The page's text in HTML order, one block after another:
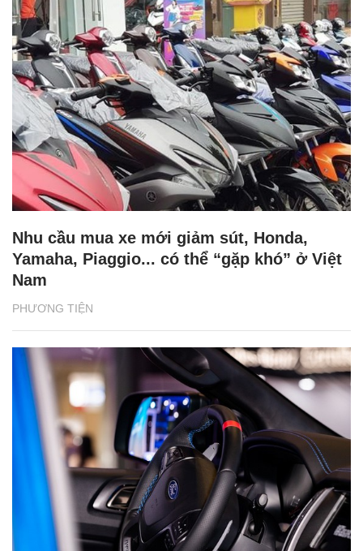
PHƯƠNG TIỆN
Nhu cầu mua xe mới giảm sút, Honda,
Yamaha, Piaggio... có thể “gặp khó” ở Việt
Nam